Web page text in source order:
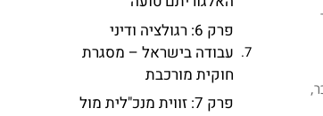
פרק 6: רגולציה ודיני
עבודה בישראל – מסגרת
חוקית מורכבת
פרק 7: זווית מנכ"לית מול